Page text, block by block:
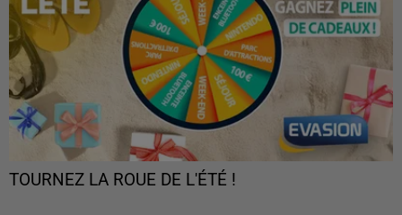
TOURNEZ LA ROUE DE L'ÉTÉ !